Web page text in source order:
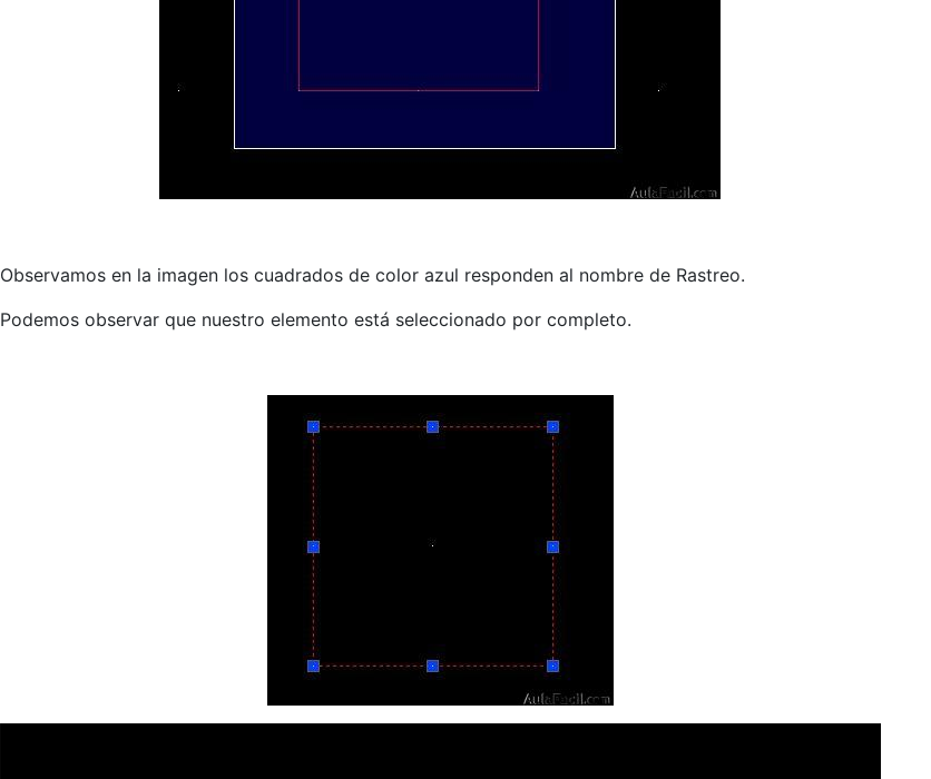
Observamos en la imagen los cuadrados de color azul responden al nombre de Rastreo.
Podemos observar que nuestro elemento está seleccionado por completo.